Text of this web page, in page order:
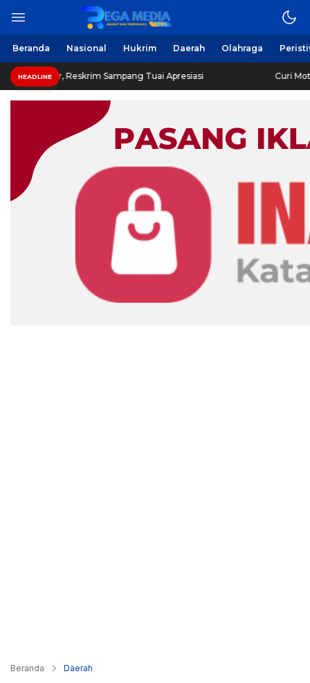
Beranda Nasional Hukrim Daerah Olahraga
HEADLINE
Reskrim Sampang Tuai Apresiasi Curi Motor! Dua
Beranda Daerah